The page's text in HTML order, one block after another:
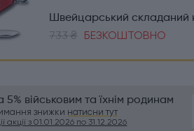
733 ₴ БЕЗКОШТОВНО
5% військовим та їхнім родинам
знижки натисни тут
акції з 01.01.2026 по 31.12.2026